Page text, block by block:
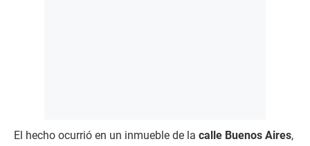
El hecho ocurrió en un inmueble de la calle Buenos Aires,